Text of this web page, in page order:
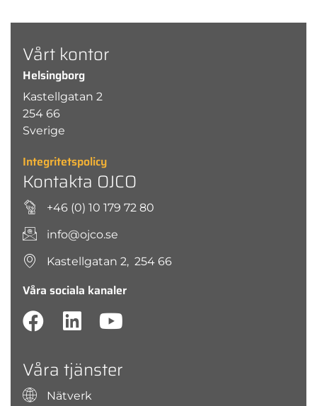
Vårt kontor
Helsingborg
Kastellgatan 2
254 66
Sverige
Integritetspolicy
Kontakta OJCO
+46 (0) 10 179 72 80
info@ojco.se
Kastellgatan 2, 254 66
Våra sociala kanaler
Våra tjänster
Nätverk